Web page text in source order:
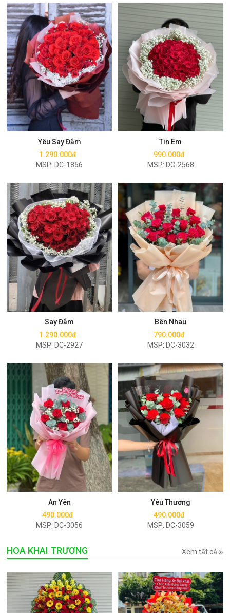
Yêu Say Đắm
1.290.000đ
MSP: DC-1856
Mua ngay
Tin Em
990.000đ
MSP: DC-2568
Mua ngay
Say Đắm
1.290.000đ
MSP: DC-2927
Mua ngay
Bên Nhau
790.000đ
MSP: DC-3032
Mua ngay
An Yên
490.000đ
MSP: DC-3056
Mua ngay
Yêu Thương
490.000đ
MSP: DC-3059
Mua ngay
HOA KHAI TRƯƠNG Xem tất cả